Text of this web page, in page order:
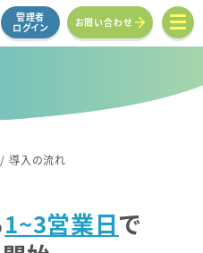
管理者
ログイン
お問い合わせ
/ 導入の流れ
1~3営業日で